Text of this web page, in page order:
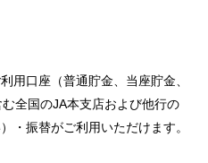
用口座（普通貯金、当座貯金、
全国のJA本支店および他行の
・振替がご利用いただけます。